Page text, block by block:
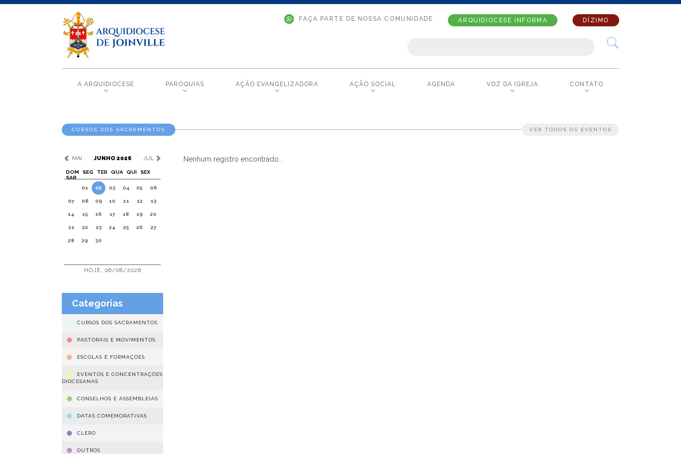
DÍZIMO
ARQUIDIOCESE INFORMA
FAÇA PARTE DE NOSSA COMUNIDADE
A ARQUIDIOCESE PARÓQUIAS AÇÃO EVANGELIZADORA AÇÃO SOCIAL AGENDA VOZ DA IGREJA CONTATO
CURSOS DOS SACRAMENTOS VER TODOS OS EVENTOS
MAI JUNHO 2026 JUL
DOM SEG TER QUA QUI
SEX
SAB
01
02 03 04 05 06
07 08 09 10 11 12 13
14 15 16 17 18 19 20
21 22 23 24 25 26 27
28 29 30
HOJE, 06/08/2026
Categorias
CURSOS DOS SACRAMENTOS
PASTORAIS E MOVIMENTOS
ESCOLAS E FORMAÇÕES
EVENTOS E CONCENTRAÇÕES
DIOCESANAS
CONSELHOS E ASSEMBLEIAS
DATAS COMEMORATIVAS
CLERO
OUTROS
Nenhum registro encontrado...